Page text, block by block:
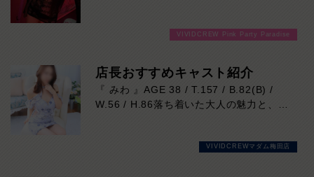
親しみやすい雰囲気も魅力のひとつ。初め
い時間を過ごしていただけます。気になる
方はご来店お待ちしております！
VIVIDCREW Pink Party Paradise
店長おすすめキャスト紹介
『 みわ 』AGE 38 / T.157 / B.82(B) /
W.56 / H.86落ち着いた大人の魅力と、思
実際はマイペースで優しく、自然体で過ご
VIVIDCREWマダム梅田店